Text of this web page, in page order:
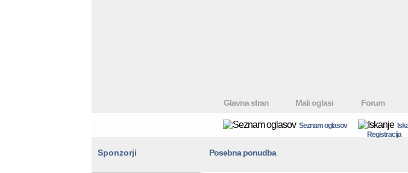
Glavna stran Mali oglasi Forum
Seznam oglasov
Registracija
Sponzorji Posebna ponudba